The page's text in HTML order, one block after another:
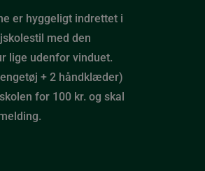
er hyggeligt indrettet i
med den
lige udenfor vinduet.
+ 2 håndklæder)
for 100 kr. og skal